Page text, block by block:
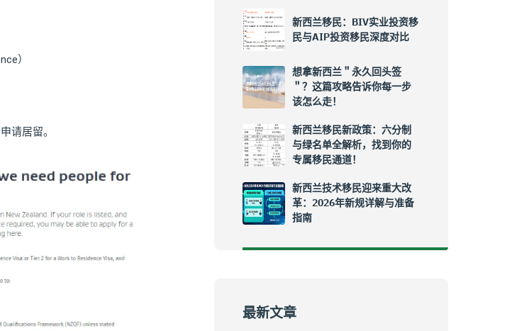
）
请居留。
新西兰移民：BIV实业投资移
民与AIP投资移民深度对比
想拿新西兰＂永久回头签
＂？这篇攻略告诉你每一步
该怎么走！
新西兰移民新政策：六分制
与绿名单全解析，找到你的
专属移民通道！
新西兰技术移民迎来重大改
革：2026年新规详解与准备
指南
最新文章